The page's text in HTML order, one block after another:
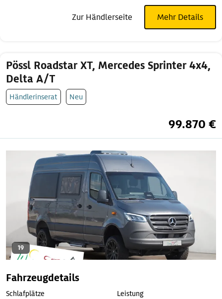
Zur Händlerseite Mehr Details
Pössl Roadstar XT, Mercedes Sprinter 4x4,
Delta A/T
Händlerinserat Neu
99.870 €
19
Fahrzeugdetails
Schlafplätze Leistung